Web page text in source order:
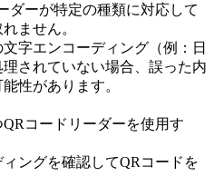
ダーが特定の種類に対応して
ません。
字エンコーディング（例：日
されていない場合、誤った内
性があります。
コードリーダーを使用す
ングを確認してQRコードを